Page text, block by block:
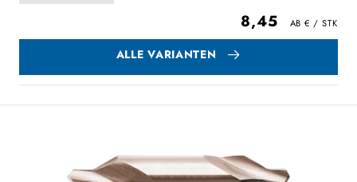
8,45
ALLE VARIANTEN